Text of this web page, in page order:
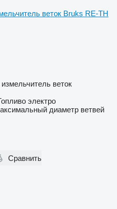
веток Bruks RE-TH
веток
электро
диаметр ветвей
Сравнить